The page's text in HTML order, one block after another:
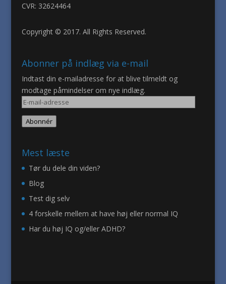
CVR: 32624464
Copyright © 2017. All Rights Reserved.
Abonner på indlæg via e-mail
Indtast din e-mailadresse for at blive tilmeldt og
modtage påmindelser om nye indlæg.
E-
adresse
Abonnér
Mest læste
Tør du dele din viden?
Blog
Test dig selv
4 forskelle mellem at have høj eller normal IQ
Har du høj IQ og/eller ADHD?